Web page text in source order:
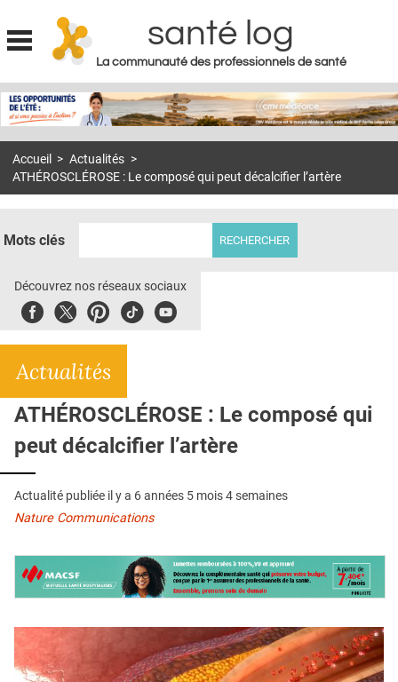
Jump to navigation
santé log
La communauté des professionnels de santé
MON COMPTE
S'ABONNER À LA REVUE SOIN À DOMICILE
DOSSIERS
E-REVUE SAD
L'APP
QUI SOMMES-NOUS ?
PUBLICITÉ
CONDITIONS GÉNÉRALES
CONTACT
Accueil > Actualités >
ATHÉROSCLÉROSE : Le composé qui peut décalcifier l’artère
Mots clés
Découvrez nos réseaux sociaux
FacebookTwitterPinterest
TiktokYoubute
Actualités
ATHÉROSCLÉROSE : Le composé qui
peut décalcifier l’artère
Actualité publiée il y a 6 années 5 mois 4 semaines
Nature Communications